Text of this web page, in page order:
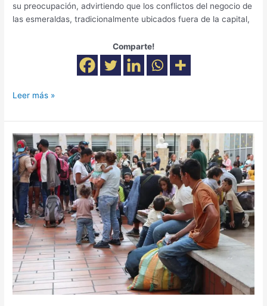
su preocupación, advirtiendo que los conflictos del negocio de
las esmeraldas, tradicionalmente ubicados fuera de la capital,
Comparte!
Leer más »
Inicia
campaña
de
solidaridad
para
desplazados
de
la
violencia
en
el
Catatumbo